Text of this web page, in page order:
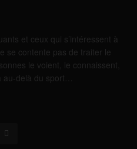
et ceux qui s’intéressent à
se contente pas de traiter le
le voient, le connaissent,
au-delà du sport…